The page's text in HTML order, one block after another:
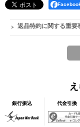
返品特約に関する重要
銀行振込 代金引換